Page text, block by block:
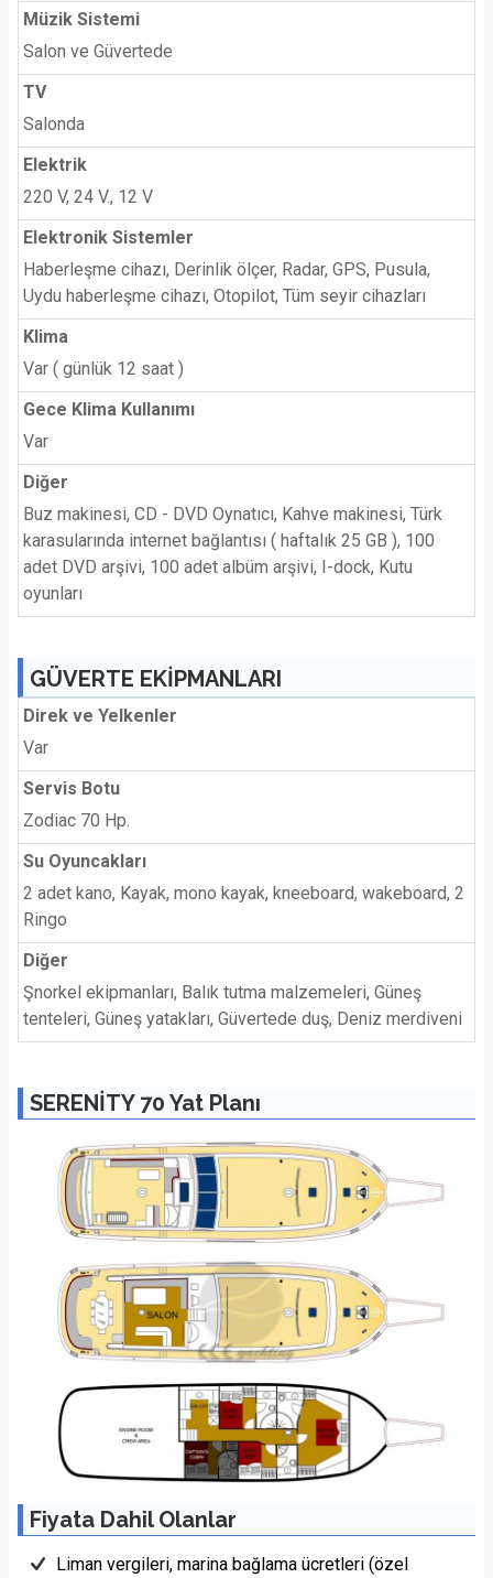
Müzik Sistemi
Salon ve Güvertede
TV
Salonda
Elektrik
220 V, 24 V., 12 V
Elektronik Sistemler
Haberleşme cihazı, Derinlik ölçer, Radar, GPS, Pusula,
Uydu haberleşme cihazı, Otopilot, Tüm seyir cihazları
Klima
Var ( günlük 12 saat )
Gece Klima Kullanımı
Var
Diğer
Buz makinesi, CD - DVD Oynatıcı, Kahve makinesi, Türk
karasularında internet bağlantısı ( haftalık 25 GB ), 100
adet DVD arşivi, 100 adet albüm arşivi, I-dock, Kutu
oyunları
GÜVERTE EKİPMANLARI
Direk ve Yelkenler
Var
Servis Botu
Zodiac 70 Hp.
Su Oyuncakları
2 adet kano, Kayak, mono kayak, kneeboard, wakeboard, 2
Ringo
Diğer
Şnorkel ekipmanları, Balık tutma malzemeleri, Güneş
tenteleri, Güneş yatakları, Güvertede duş, Deniz merdiveni
SERENİTY 70 Yat Planı
Fiyata Dahil Olanlar
Liman vergileri, marina bağlama ücretleri (özel